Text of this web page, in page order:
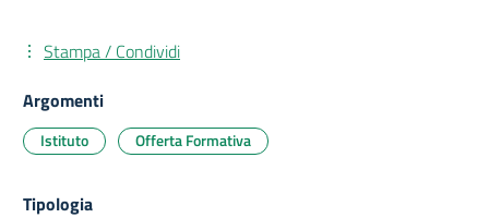
Stampa / Condividi
Argomenti
Istituto Offerta Formativa
Tipologia